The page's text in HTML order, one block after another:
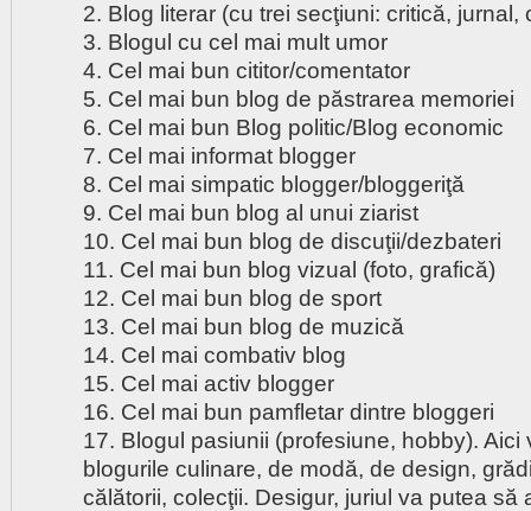
2. Blog literar (cu trei secţiuni: critică, jurnal,
3. Blogul cu cel mai mult umor
4. Cel mai bun cititor/comentator
5. Cel mai bun blog de păstrarea memoriei
6. Cel mai bun Blog politic/Blog economic
7. Cel mai informat blogger
8. Cel mai simpatic blogger/bloggeriţă
9. Cel mai bun blog al unui ziarist
10. Cel mai bun blog de discuţii/dezbateri
11. Cel mai bun blog vizual (foto, grafică)
12. Cel mai bun blog de sport
13. Cel mai bun blog de muzică
14. Cel mai combativ blog
15. Cel mai activ blogger
16. Cel mai bun pamfletar dintre bloggeri
17. Blogul pasiunii (profesiune, hobby). Aici
blogurile culinare, de modă, de design,
călătorii, colecţii. Desigur, juriul va putea să